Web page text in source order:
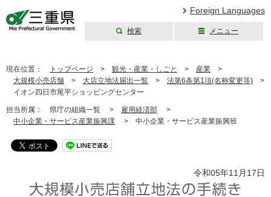
Foreign Languages
検索 メニュー
現在位置： トップページ > 観光・産業・しごと > 産業 >
大規模小売店舗 > 大店立地法届出一覧 > 法第6条第1項(名称変更等) >
イオン四日市尾平ショッピングセンター
担当所属： 県庁の組織一覧 > 雇用経済部 >
中小企業・サービス産業振興課 > 中小企業・サービス産業振興班
令和05年11月17日